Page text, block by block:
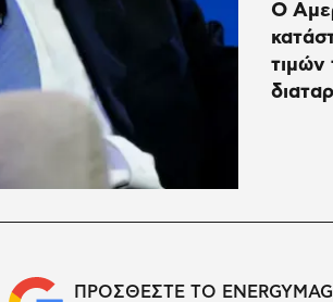
Ο
τιμών
ΠΡΟΣΘΕΣΤΕ ΤΟ